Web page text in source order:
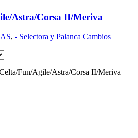
Astra/Corsa II/Meriva
, - Selectora y Palanca Cambios
Celta/Fun/Agile/Astra/Corsa II/Meriva